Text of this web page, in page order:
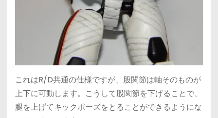
これはR/D共通の仕様ですが、股関節は軸そのものが
上下に可動します。こうして股関節を下げることで、
腿を上げてキックポーズをとることができるようにな